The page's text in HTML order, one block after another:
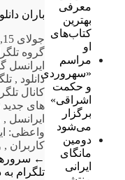
معرفی
بهترین
کتاب‌های
او
مراسم
«سهروردی
و حکمت
اشراقی»
برگزار
می‌شود
دومین
مانگای
ایرانی
باران
جولای 15, 2016
گروه
ایرانسل
دانلود ,
کانال
های جدید
ایرانسل ,
واعظی:
کاربران ,
←
تلگرام